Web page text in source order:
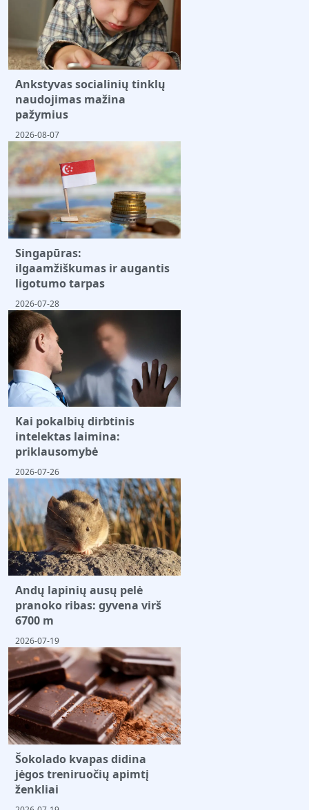
Ankstyvas socialinių tinklų
naudojimas mažina
pažymius
2026-08-07
Singapūras:
ilgaamžiškumas ir augantis
ligotumo tarpas
2026-07-28
Kai pokalbių dirbtinis
intelektas laimina:
priklausomybė
2026-07-26
Andų lapinių ausų pelė
pranoko ribas: gyvena virš
6700 m
2026-07-19
Šokolado kvapas didina
jėgos treniruočių apimtį
ženkliai